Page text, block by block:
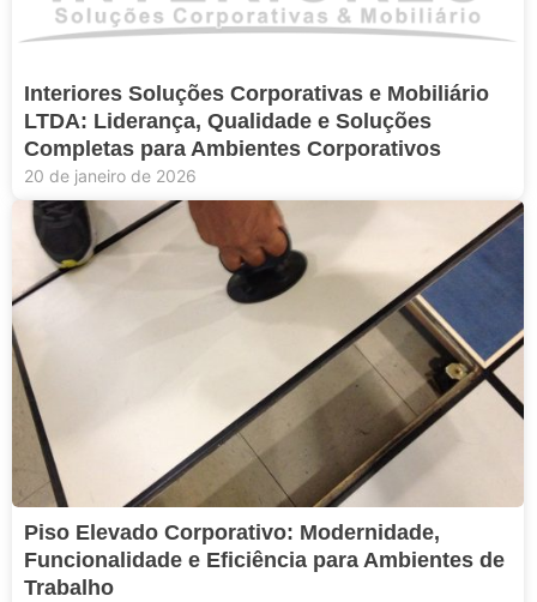
Interiores Soluções Corporativas e Mobiliário
LTDA: Liderança, Qualidade e Soluções
Completas para Ambientes Corporativos
20 de janeiro de 2026
Piso Elevado Corporativo: Modernidade,
Funcionalidade e Eficiência para Ambientes de
Trabalho